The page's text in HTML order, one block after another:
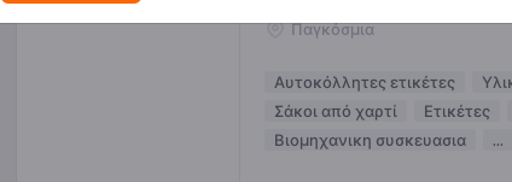
Παγκόσμια
Αυτοκόλλητες ετικέτες
Σάκοι από χαρτί
Ετικέτες
Βιομηχανικη συσκευασια
...